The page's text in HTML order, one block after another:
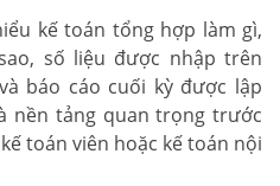
kế toán tổng hợp làm gì,
số liệu được nhập trên
báo cáo cuối kỳ được lập
nền tảng quan trọng trước
toán viên hoặc kế toán nội